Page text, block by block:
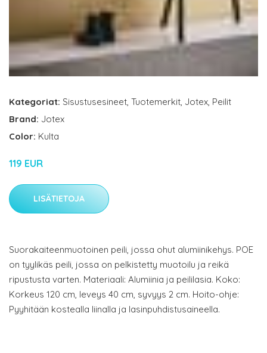
Kategoriat: Sisustusesineet, Tuotemerkit, Jotex, Peilit
Brand: Jotex
Color: Kulta
119 EUR
LISÄTIETOJA
Suorakaiteenmuotoinen peili, jossa ohut alumiinikehys. POE
on tyylikäs peili, jossa on pelkistetty muotoilu ja reikä
ripustusta varten. Materiaali: Alumiinia ja peililasia. Koko:
Korkeus 120 cm, leveys 40 cm, syvyys 2 cm. Hoito-ohje:
Pyyhitään kostealla liinalla ja lasinpuhdistusaineella.